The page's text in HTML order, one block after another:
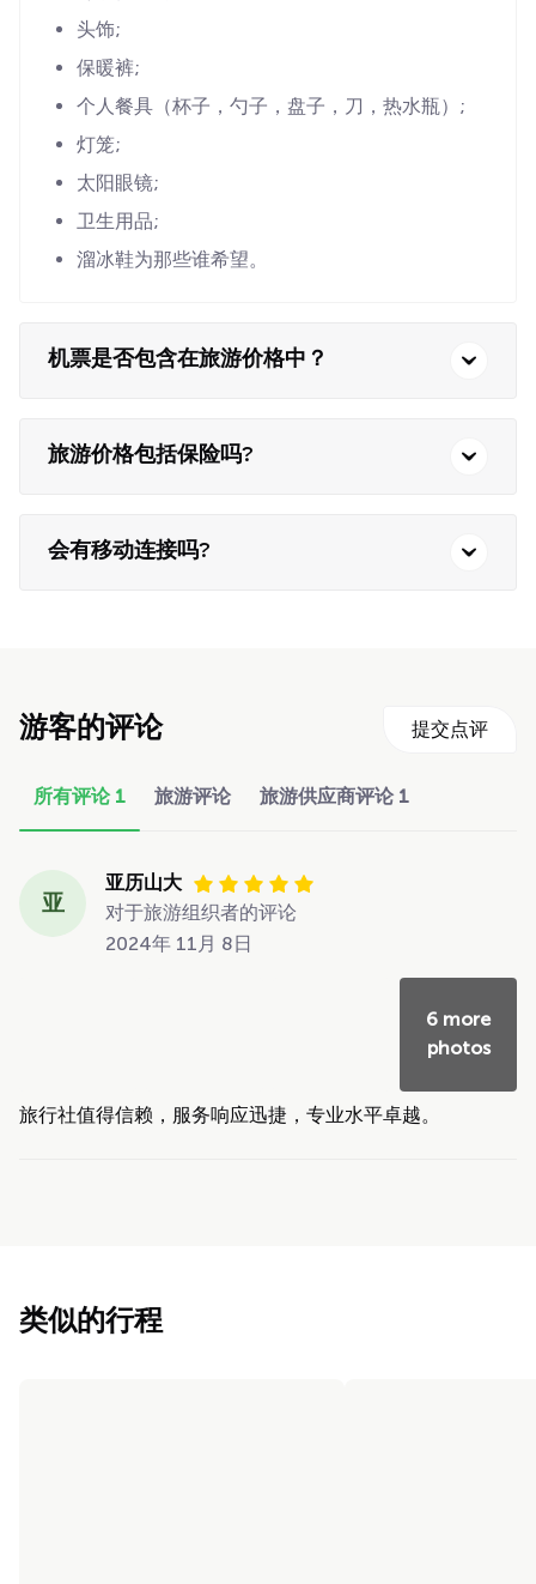
头饰;
保暖裤;
个人餐具（杯子，勺子，盘子，刀，热水瓶）;
灯笼;
太阳眼镜;
卫生用品;
溜冰鞋为那些谁希望。
机票是否包含在旅游价格中？
旅游价格包括保险吗?
会有移动连接吗?
游客的评论 提交点评
所有评论 1 旅游评论 旅游供应商评论 1
亚
亚历山大
对于旅游组织者的评论
2024年 11月 8日
6 more
photos
旅行社值得信赖，服务响应迅捷，专业水平卓越。
类似的行程